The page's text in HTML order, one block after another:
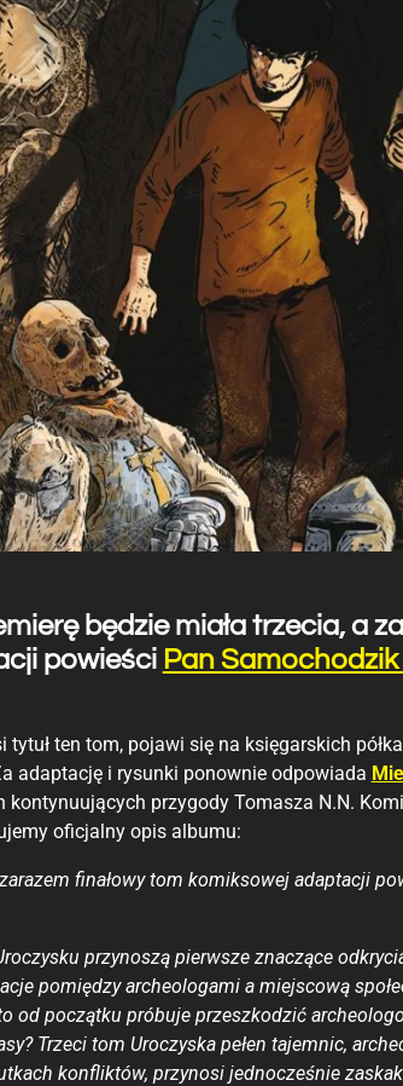
będzie miała trzecia, a
powieści Pan
tytuł ten tom, pojawi się na księgarskich
adaptację i rysunki ponownie odpowiada
przygody Tomasza N.N.
oficjalny opis albumu:
finałowy tom komiksowej adaptacji
przynoszą pierwsze znaczące
pomiędzy archeologami a miejscową
od początku próbuje przeszkodzić
Trzeci tom Uroczyska pełen tajemnic,
konfliktów, przynosi jednocześnie